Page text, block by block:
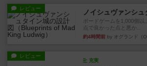
レビュー ノイシュヴァンシ
ボードゲームを1,000個以
点で良かった点と悪か...
約4時間前 by オグランド（
レビュー
充実